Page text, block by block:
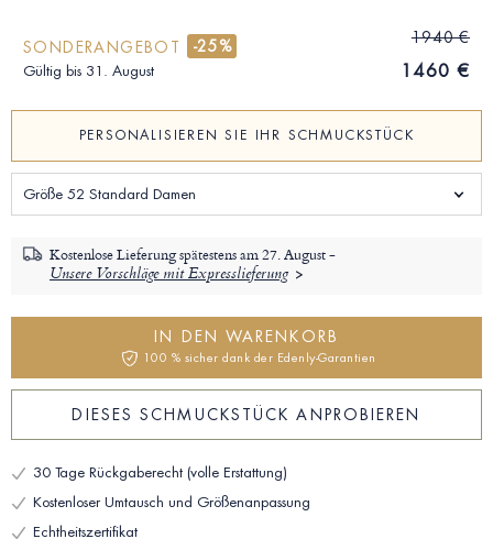
SONDERANGEBOT -25%
Gültig bis 31. August
1940 €
1460 €
PERSONALISIEREN SIE IHR SCHMUCKSTÜCK
Größe 52 Standard Damen
Kostenlose Lieferung spätestens am27. August -
Unsere Vorschläge mit Expresslieferung
IN DEN WARENKORB
100 % sicher dank der Edenly-Garantien
DIESES SCHMUCKSTÜCK ANPROBIEREN
30 Tage Rückgaberecht (volle Erstattung)
Kostenloser Umtausch und Größenanpassung
Echtheitszertifikat